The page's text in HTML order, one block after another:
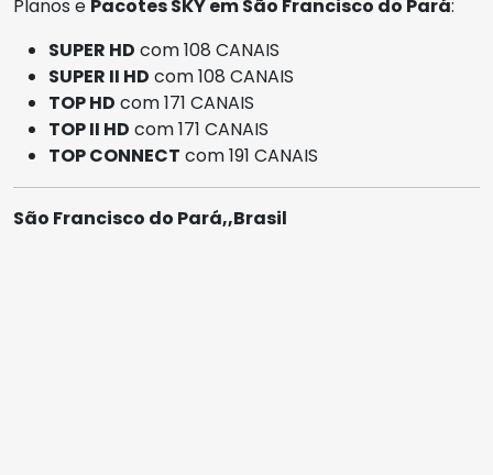
Planos e Pacotes SKY em São Francisco do Pará:
SUPER HD com 108 CANAIS
SUPER II HD com 108 CANAIS
TOP HD com 171 CANAIS
TOP II HD com 171 CANAIS
TOP CONNECT com 191 CANAIS
São Francisco do Pará,,Brasil